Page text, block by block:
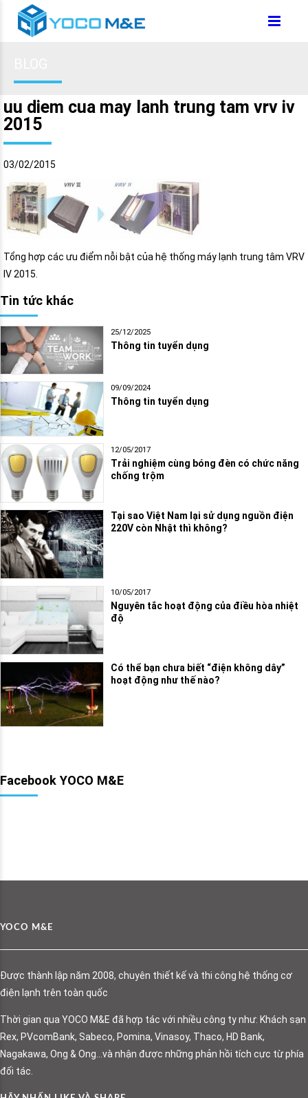
uu diem cua may lanh trung tam vrv iv
2015
03/02/2015
Tổng hợp các ưu điểm nỗi bật của hệ thống máy lạnh trung tâm VRV
IV 2015.
Tin tức khác
25/12/2025
Thông tin tuyển dụng
09/09/2024
Thông tin tuyển dụng
12/05/2017
Trải nghiệm cùng bóng đèn có chức năng
chống trộm
Tại sao Việt Nam lại sử dụng nguồn điện
220V còn Nhật thì không?
10/05/2017
Nguyên tắc hoạt động của điều hòa nhiệt
độ
Có thể bạn chưa biết “điện không dây”
hoạt động như thế nào?
Facebook YOCO M&E
YOCO M&E
Được thành lập năm 2008, chuyên thiết kế và thi công hệ thống cơ
điện lạnh trên toàn quốc
Thời gian qua YOCO M&E đã hợp tác với nhiều công ty như: Khách sạn
Rex, PVcomBank, Sabeco, Pomina, Vinasoy, Thaco, HD Bank,
Nagakawa, Ong & Ong…và nhận được những phản hồi tích cực từ phía
đối tác.